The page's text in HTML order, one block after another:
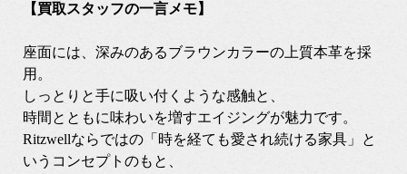
【買取スタッフの一言メモ】
座面には、深みのあるブラウンカラーの上質本革を採
用。
しっとりと手に吸い付くような感触と、
時間とともに味わいを増すエイジングが魅力です。
Ritzwellならではの「時を経ても愛され続ける家具」と
いうコンセプトのもと、